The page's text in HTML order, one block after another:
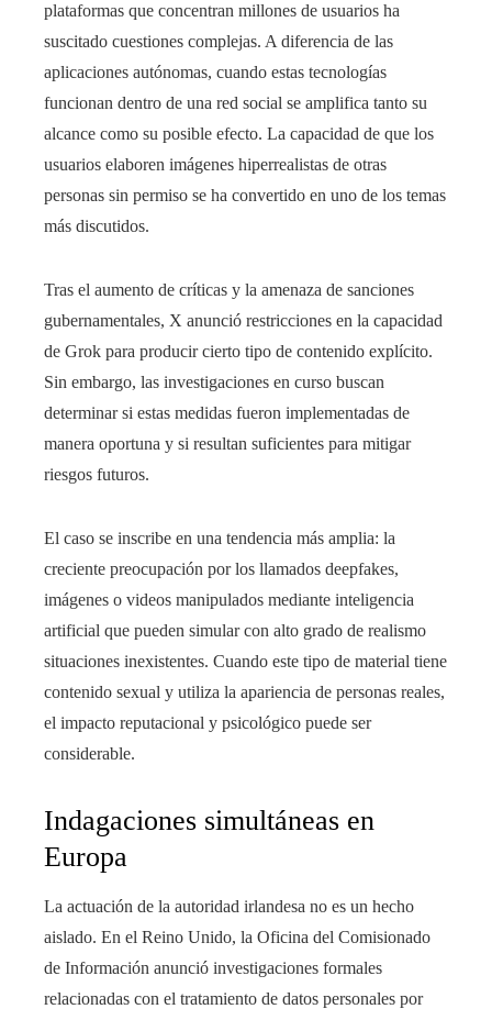
plataformas que concentran millones de usuarios ha
suscitado cuestiones complejas. A diferencia de las
aplicaciones autónomas, cuando estas tecnologías
funcionan dentro de una red social se amplifica tanto su
alcance como su posible efecto. La capacidad de que los
usuarios elaboren imágenes hiperrealistas de otras
personas sin permiso se ha convertido en uno de los temas
más discutidos.
Tras el aumento de críticas y la amenaza de sanciones
gubernamentales, X anunció restricciones en la capacidad
de Grok para producir cierto tipo de contenido explícito.
Sin embargo, las investigaciones en curso buscan
determinar si estas medidas fueron implementadas de
manera oportuna y si resultan suficientes para mitigar
riesgos futuros.
El caso se inscribe en una tendencia más amplia: la
creciente preocupación por los llamados deepfakes,
imágenes o videos manipulados mediante inteligencia
artificial que pueden simular con alto grado de realismo
situaciones inexistentes. Cuando este tipo de material tiene
contenido sexual y utiliza la apariencia de personas reales,
el impacto reputacional y psicológico puede ser
considerable.
Indagaciones simultáneas en
Europa
La actuación de la autoridad irlandesa no es un hecho
aislado. En el Reino Unido, la Oficina del Comisionado
de Información anunció investigaciones formales
relacionadas con el tratamiento de datos personales por